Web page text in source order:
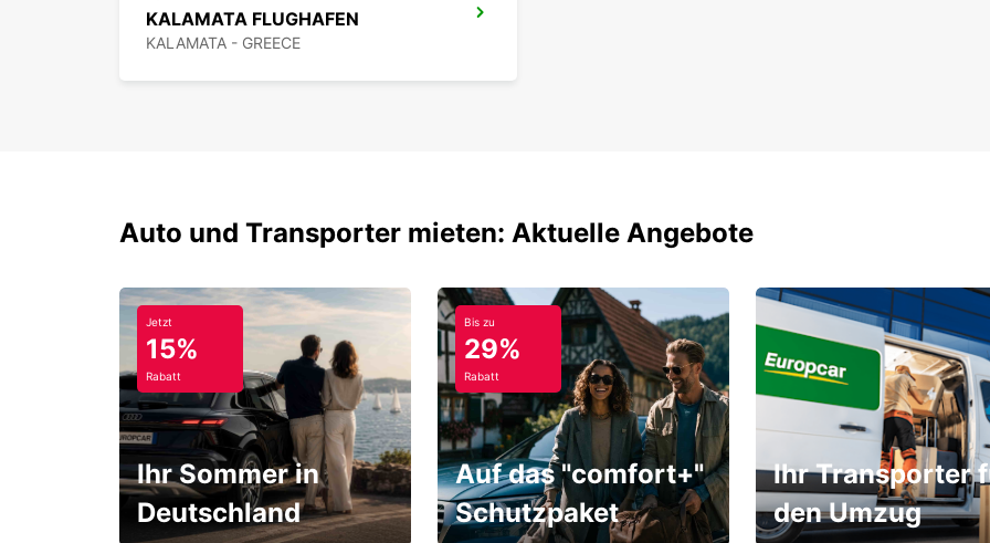
KALAMATA FLUGHAFEN
KALAMATA - GREECE
Auto und Transporter mieten: Aktuelle Angebote
Jetzt
15%
Rabatt
Ihr Sommer in
Deutschland
Bis zu
29%
Rabatt
Auf das "comfort+"
Schutzpaket
Ihr Transporter
den Umzug